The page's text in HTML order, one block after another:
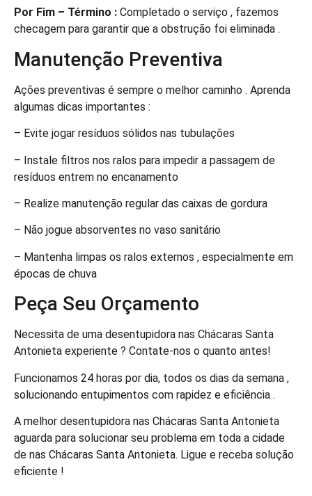
Por Fim – Término : Completado o serviço , fazemos
checagem para garantir que a obstrução foi eliminada .
Manutenção Preventiva
Ações preventivas é sempre o melhor caminho . Aprenda
algumas dicas importantes :
– Evite jogar resíduos sólidos nas tubulações
– Instale filtros nos ralos para impedir a passagem de
resíduos entrem no encanamento
– Realize manutenção regular das caixas de gordura
– Não jogue absorventes no vaso sanitário
– Mantenha limpas os ralos externos , especialmente em
épocas de chuva
Peça Seu Orçamento
Necessita de uma desentupidora nas Chácaras Santa
Antonieta experiente ? Contate-nos o quanto antes!
Funcionamos 24 horas por dia, todos os dias da semana ,
solucionando entupimentos com rapidez e eficiência .
A melhor desentupidora nas Chácaras Santa Antonieta
aguarda para solucionar seu problema em toda a cidade
de nas Chácaras Santa Antonieta. Ligue e receba solução
eficiente !